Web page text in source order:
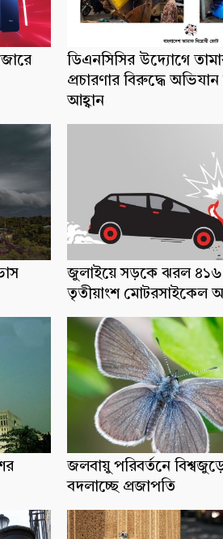
ডিএনসিসির উদ্যোগে
প্রচারণার বিরুদ্ধে
আহ্বান
জুলাইয়ে সড়কে ঝরল ৪১৬
তৃতীয়াংশ মোটরসাইকেল
জলবায়ু পরিবর্তনে
বদলাচ্ছে প্রজাপতি